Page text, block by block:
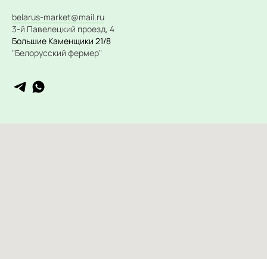
belarus-market@mail.ru
3-й Павелецкий проезд, 4
Большие Каменщики 21/8
"Белорусский фермер"